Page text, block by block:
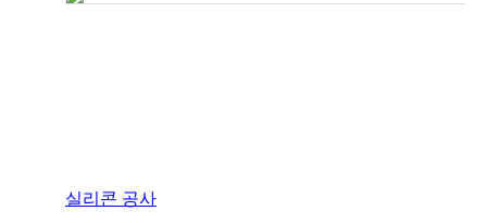
실리콘 공사